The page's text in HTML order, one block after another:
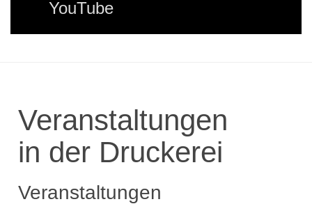
YouTube
Veranstaltungen
in der Druckerei
Veranstaltungen